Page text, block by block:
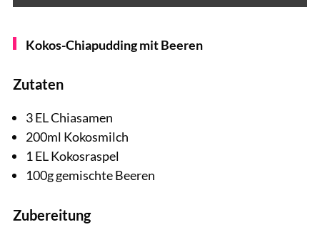
Kokos-Chiapudding mit Beeren
Zutaten
3 EL Chiasamen
200ml Kokosmilch
1 EL Kokosraspel
100g gemischte Beeren
Zubereitung